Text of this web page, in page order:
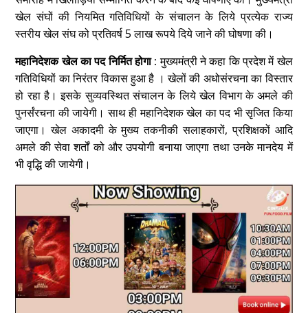
खेल संघों की नियमित गतिविधियों के संचालन के लिये प्रत्येक राज्य
स्तरीय खेल संघ को प्रतिवर्ष 5 लाख रूपये दिये जाने की घोषणा की।
महानिदेशक खेल का पद निर्मित होगा :मुख्यमंत्री ने कहा कि प्रदेश में खेल
गतिविधियों का निरंतर विकास हुआ है । खेलों की अधोसंरचना का विस्तार
हो रहा है। इसके सुव्यवस्थित संचालन के लिये खेल विभाग के अमले की
पुनर्संरचना की जायेगी। साथ ही महानिदेशक खेल का पद भी सृजित किया
जाएगा। खेल अकादमी के मुख्य तकनीकी सलाहकारों, प्रशिक्षकों आदि
अमले की सेवा शर्तों को और उपयोगी बनाया जाएगा तथा उनके मानदेय में
भी वृद्धि की जायेगी।